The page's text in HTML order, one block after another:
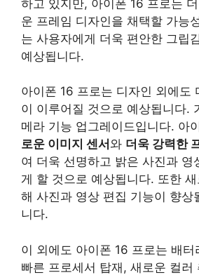
하고 있지만, 아이폰 16 프로는
운 프레임 디자인을 채택할 가능
는 사용자에게 더욱 편안한 그립
예상됩니다.
아이폰 16 프로는 디자인 외에도
이 이루어질 것으로 예상됩니다.
메라 기능 업그레이드입니다. 아
로운 이미지 센서 와 더욱 강력한
여 더욱 선명하고 밝은 사진과 영
게 할 것으로 예상됩니다. 또한
해 사진과 영상 편집 기능이 향상
니다.
이 외에도 아이폰 16 프로는 배
빠른 프로세서 탑재, 새로운 컬러